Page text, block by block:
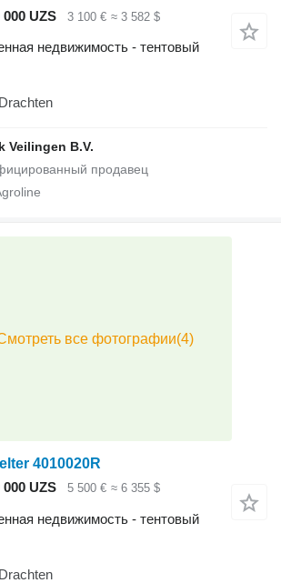
000 UZS 3 100 € ≈ 3 582 $
недвижимость - тентовый
Veilingen B.V.
4010020R
000 UZS
5 500 € ≈ 6 355 $
недвижимость - тентовый